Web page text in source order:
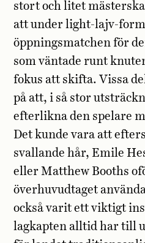
stort och litet
att under light-lajv-
öppningsmatchen för
som väntade runt
fokus att skifta. Vissa
på att, i så stor
efterlikna den spelare
Det kunde vara att
svallande hår, Emile
eller Matthew Booths
överhuvudtaget
också varit ett viktigt
lagkapten alltid har till